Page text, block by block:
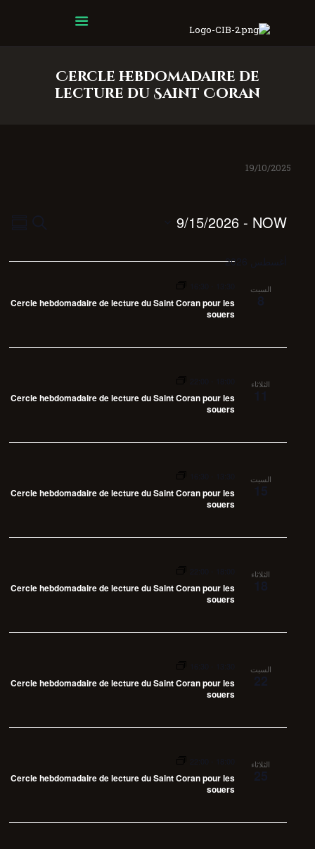
Cercle hebdomadaire de
lecture du Saint Coran
Centre Islamique Badr
19/10/2025
e
t
s
e
c
a
V
e
N
a
o
Search
E
v
n
V
w
a
g
i
NOW
-
9/15/2026
أغسطس 2026
السبت
8
13:30
16:30
Cercle hebdomadaire de lecture du Saint Coran pour les
souers
الثلاثاء
11
18:00
22:00
Cercle hebdomadaire de lecture du Saint Coran pour les
souers
السبت
15
13:30
16:30
Cercle hebdomadaire de lecture du Saint Coran pour les
souers
الثلاثاء
18
18:00
22:00
Cercle hebdomadaire de lecture du Saint Coran pour les
souers
السبت
22
13:30
16:30
Cercle hebdomadaire de lecture du Saint Coran pour les
souers
الثلاثاء
25
18:00
22:00
Cercle hebdomadaire de lecture du Saint Coran pour les
souers